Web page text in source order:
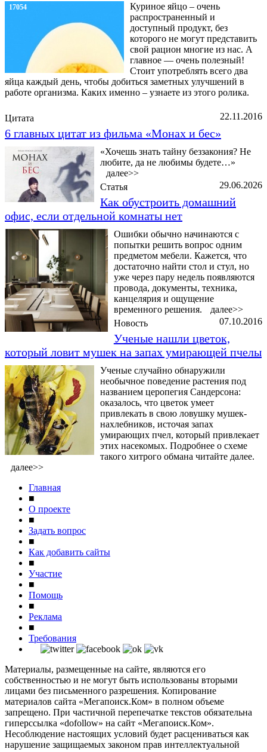
17054
Куриное яйцо – очень
распространенный и
доступный продукт, без
которого не могут представить
свой рацион многие из нас. А
главное — очень полезный!
Стоит употреблять всего два
яйца каждый день, чтобы добиться заметных улучшений в
работе организма. Каких именно – узнаете из этого ролика.
22.11.2016
Цитата
6 главных цитат из фильма «Монах и бес»
«Хочешь знать тайну беззакония? Не
любите, да не любимы будете…»
далее>>
29.06.2026
Статья
Как обустроить домашний
офис, если отдельной комнаты нет
Ошибки обычно начинаются с
попытки решить вопрос одним
предметом мебели. Кажется, что
достаточно найти стол и стул, но
уже через пару недель появляются
провода, документы, техника,
канцелярия и ощущение
временного решения.
далее>>
07.10.2016
Новость
Ученые нашли цветок,
который ловит мушек на запах умирающей пчелы
Ученые случайно обнаружили
необычное поведение растения под
названием церопегия Сандерсона:
оказалось, что цветок умеет
привлекать в свою ловушку мушек-
нахлебников, источая запах
умирающих пчел, который привлекает
этих насекомых. Подробнее о схеме
такого хитрого обмана читайте далее.
далее>>
Главная
■
О проекте
■
Задать вопрос
■
Как добавить сайты
■
Участие
■
Помощь
■
Реклама
■
Требования
Материалы, размещенные на сайте, являются его
собственностью и не могут быть использованы вторыми
лицами без письменного разрешения. Копирование
материалов сайта «Мегапоиск.Ком» в полном объеме
запрещено. При частичной перепечатке текстов обязательна
гиперссылка «dofollow» на сайт «Мегапоиск.Ком».
Несоблюдение настоящих условий будет расцениваться как
нарушение защищаемых законом прав интеллектуальной